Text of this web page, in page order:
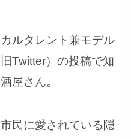
ルタレント兼モデル
Twitter）の投稿で知
屋さん。
民に愛されている隠